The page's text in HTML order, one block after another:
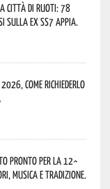
Città di Ruoti: 78
ex SS7 Appia.
come richiederlo
pronto per la 12^
musica e tradizione.